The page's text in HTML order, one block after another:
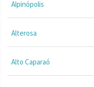
Alpinópolis
Alterosa
Alto Caparaó